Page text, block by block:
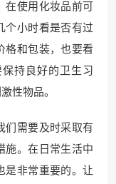
在使用化妆品前可
个小时看是否有过
格和包装，也要看
持良好的卫生习
性物品。
们需要及时采取有
施。在日常生活中
是非常重要的。让